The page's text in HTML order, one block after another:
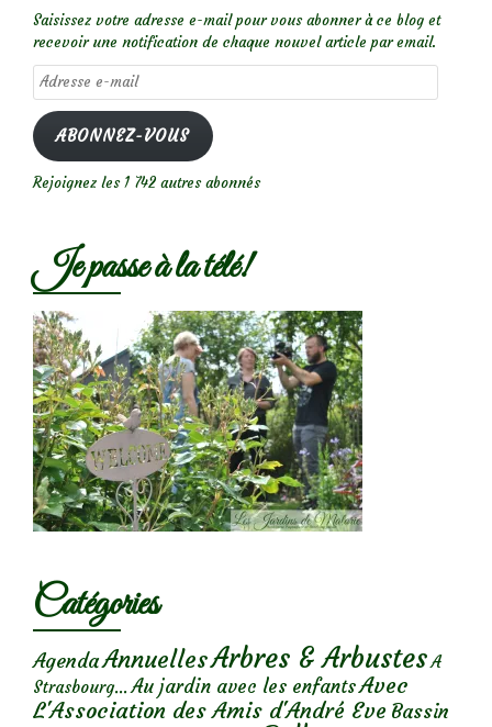
Saisissez votre adresse e-mail pour vous abonner à ce blog et
recevoir une notification de chaque nouvel article par email.
Adresse
e-
mail
ABONNEZ-VOUS
Rejoignez les 1 742 autres abonnés
Je passe à la télé!
Catégories
AgendaAnnuellesArbres & Arbustes A
Strasbourg... Au jardin avec les enfantsAvec
L'Association des Amis d'André Eve Bassin